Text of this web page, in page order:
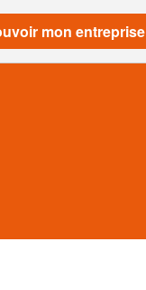
mon entreprise